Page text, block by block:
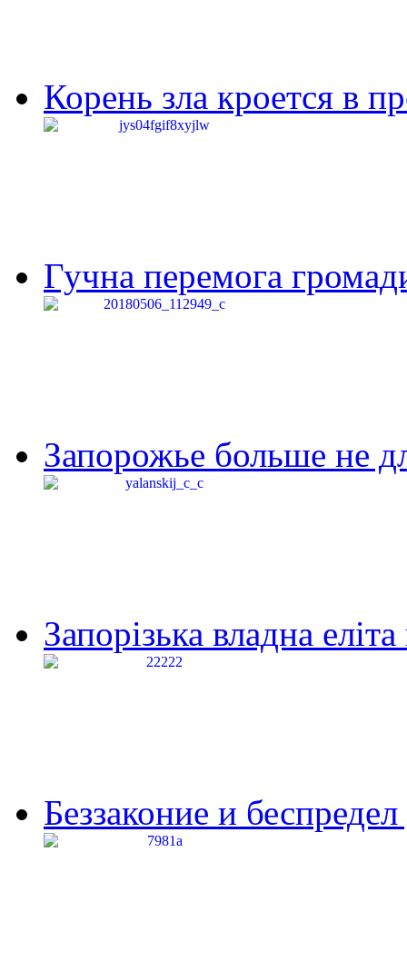
Корень зла кроется в
Гучна перемога
Запорожье больше не
Запорізька владна
Беззаконие и